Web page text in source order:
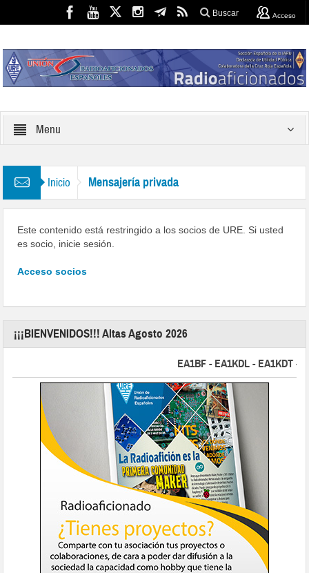
Buscar Acceso
Menu
Inicio Mensajería privada
Este contenido está restringido a los socios de URE. Si usted
es socio, inicie sesión.
Acceso socios
¡¡¡BIENVENIDOS!!! Altas Agosto 2026
EA1BF - EA1KDL - EA1KDT -